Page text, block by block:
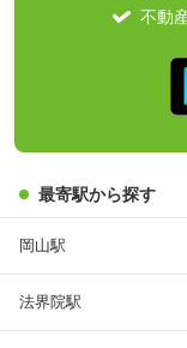
不動
最寄駅から探す
岡山駅
法界院駅